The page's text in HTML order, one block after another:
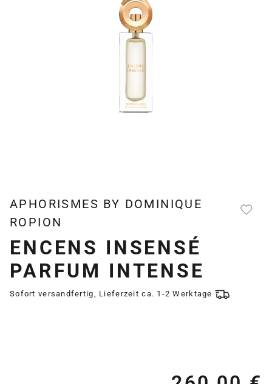
APHORISMES BY DOMINIQUE
ROPION
ENCENS INSENSÉ
PARFUM INTENSE
Sofort versandfertig, Lieferzeit ca. 1-2 Werktage